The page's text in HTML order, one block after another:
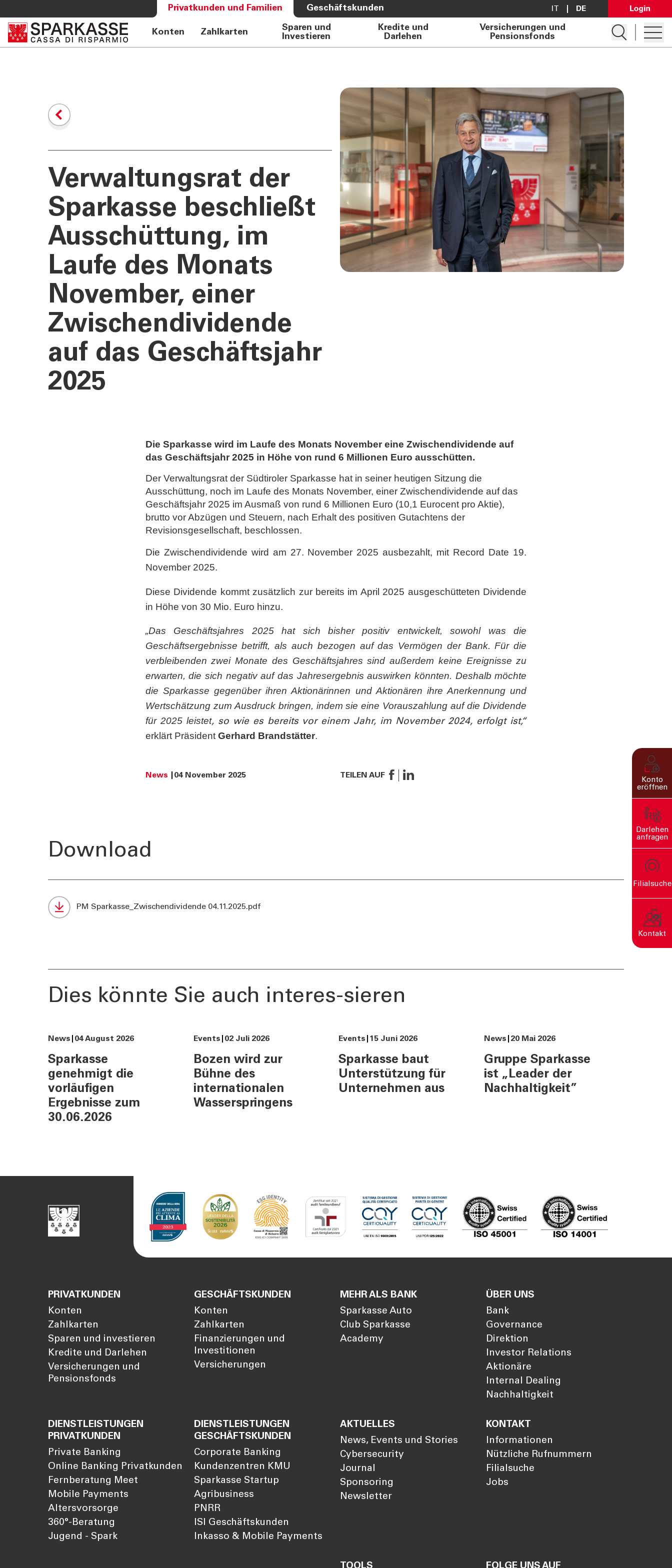
Privatkunden und Familien Geschäftskunden IT DE
Open
Konten Zahlkarten
Sparen und
Investieren
Kredite und
Darlehen
Versicherungen und
Pensionsfonds
Suche öffnen
Online Banking Privatkunden
Fernberatung Meet
Mobile Payments
Jugend - Spark
Governance
Direktion
Investor Relations
Aktionäre
Internal Dealing
Nachhaltigkeit
Darlehen anfragen
Filialsuche
Kontakt
Darlehensrate berechnen
Rendite berechnen
AKTUELLES
Cybersecurity
KONTAKT
Sa
: 08:00-14:00
Konto
eröffnen
Darlehen
anfragen
Filialsuche
Kontakt
Verwaltungsrat der
Sparkasse beschließt
Ausschüttung, im
Laufe des Monats
November, einer
Zwischendividende
auf das Geschäftsjahr
2025
Die Sparkasse wird im Laufe des Monats November eine Zwischendividende auf
das Geschäftsjahr 2025 in Höhe von rund 6 Millionen Euro ausschütten.
Der Verwaltungsrat der Südtiroler Sparkasse hat in seiner heutigen Sitzung die
Ausschüttung, noch im Laufe des Monats November, einer Zwischendividende auf das
Geschäftsjahr 2025 im Ausmaß von rund 6 Millionen Euro (10,1 Eurocent pro Aktie),
brutto vor Abzügen und Steuern, nach Erhalt des positiven Gutachtens der
Revisionsgesellschaft, beschlossen.
Die Zwischendividende wird am 27. November 2025 ausbezahlt, mit Record Date 19.
November 2025.
Diese Dividende kommt zusätzlich zur bereits im April 2025 ausgeschütteten Dividende
in Höhe von 30 Mio. Euro hinzu.
„Das Geschäftsjahres 2025 hat sich bisher positiv entwickelt, sowohl was die
Geschäftsergebnisse betrifft, als auch bezogen auf das Vermögen der Bank. Für die
verbleibenden zwei Monate des Geschäftsjahres sind außerdem keine Ereignisse zu
erwarten, die sich negativ auf das Jahresergebnis auswirken könnten. Deshalb möchte
die Sparkasse gegenüber ihren Aktionärinnen und Aktionären ihre Anerkennung und
Wertschätzung zum Ausdruck bringen, indem sie eine Vorauszahlung auf die Dividende
für 2025 leistet, so wie es bereits vor einem Jahr, im November 2024, erfolgt ist,“
erklärt Präsident Gerhard Brandstätter.
News 04 November 2025 TEILEN AUF
Download
PM Sparkasse_Zwischendividende 04.11.2025.pdf
Dies könnte Sie auch interes-sieren
News 04 August 2026
Sparkasse
genehmigt die
vorläufigen
Ergebnisse zum
30.06.2026
Events 02 Juli 2026
Bozen wird zur
Bühne des
internationalen
Wasserspringens
Events 15 Juni 2026
Sparkasse baut
Unterstützung für
Unternehmen aus
News 20 Mai 2026
Gruppe Sparkasse
ist „Leader der
Nachhaltigkeit”
PRIVATKUNDEN
Konten
Zahlkarten
Sparen und investieren
Kredite und Darlehen
Versicherungen und
Pensionsfonds
DIENSTLEISTUNGEN
PRIVATKUNDEN
Private Banking
Online Banking Privatkunden
Fernberatung Meet
Mobile Payments
Altersvorsorge
360°-Beratung
Jugend - Spark
GESCHÄFTSKUNDEN
Konten
Zahlkarten
Finanzierungen und
Investitionen
Versicherungen
DIENSTLEISTUNGEN
GESCHÄFTSKUNDEN
Corporate Banking
Kundenzentren KMU
Sparkasse Startup
Agribusiness
PNRR
ISI Geschäftskunden
Inkasso & Mobile Payments
MEHR ALS BANK
Sparkasse Auto
Club Sparkasse
Academy
AKTUELLES
News, Events und Stories
Cybersecurity
Journal
Sponsoring
Newsletter
ÜBER UNS
Bank
Governance
Direktion
Investor Relations
Aktionäre
Internal Dealing
Nachhaltigkeit
KONTAKT
Informationen
Nützliche Rufnummern
Filialsuche
Jobs